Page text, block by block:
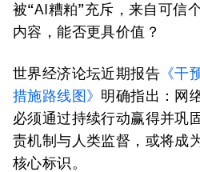
被“AI糟粕”充斥，来自可信
内容，能否更具价值？
世界经济论坛近期报告 《干
措施路线图》 明确指出：网
必须通过持续行动赢得并巩
责机制与人类监督，或将成
核心标识。